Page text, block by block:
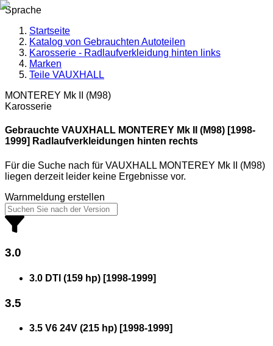
Sprache
Startseite
Katalog von Gebrauchten Autoteilen
Karosserie - Radlaufverkleidung hinten links
Marken
Teile VAUXHALL
MONTEREY Mk II (M98)
Karosserie
Gebrauchte VAUXHALL MONTEREY Mk II (M98) [1998-
1999] Radlaufverkleidungen hinten rechts
Für die Suche nach für VAUXHALL MONTEREY Mk II (M98)
liegen derzeit leider keine Ergebnisse vor.
Warnmeldung erstellen
3.0
3.0 DTI (159 hp) [1998-1999]
3.5
3.5 V6 24V (215 hp) [1998-1999]